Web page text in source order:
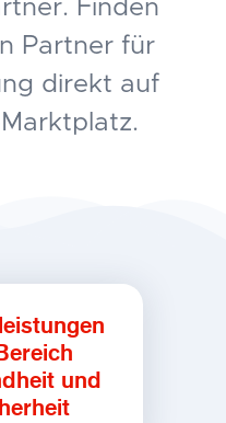
Finden
Partner für
direkt auf
und